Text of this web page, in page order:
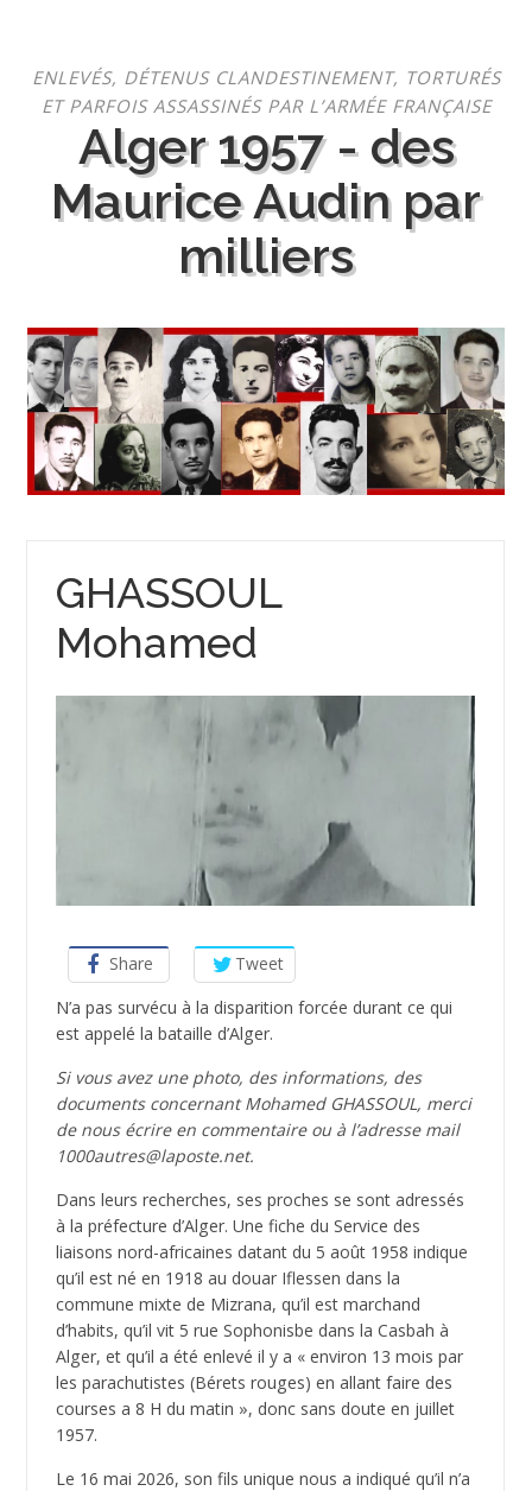
contenu
ENLEVÉS, DÉTENUS CLANDESTINEMENT, TORTURÉS
ET PARFOIS ASSASSINÉS PAR L’ARMÉE FRANÇAISE
Alger 1957 - des
Maurice Audin par
milliers
GHASSOUL
Mohamed
Share
Tweet
­N’a pas survécu à la disparition forcée durant ce qui
est appelé la bataille d’Alger.
Si vous avez une photo, des informations, des
documents concernant Mohamed GHASSOUL, merci
de nous écrire en commentaire ou à l’adresse mail
1000autres@laposte.net.
Dans leurs recherches, ses proches se sont adressés
à la préfecture d’Alger. Une fiche du Service des
liaisons nord-africaines datant du 5 août 1958 indique
qu’il est né en 1918 au douar Iflessen dans la
commune mixte de Mizrana, qu’il est marchand
d’habits, qu’il vit 5 rue Sophonisbe dans la Casbah à
Alger, et qu’il a été enlevé il y a « environ 13 mois par
les parachutistes (Bérets rouges) en allant faire des
courses a 8 H du matin », donc sans doute en juillet
1957.
Le 16 mai 2026, son fils unique nous a indiqué qu’il n’a